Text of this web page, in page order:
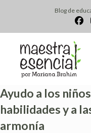
contenido
Blog de
Ayudo a los
habilidades y a
armonía